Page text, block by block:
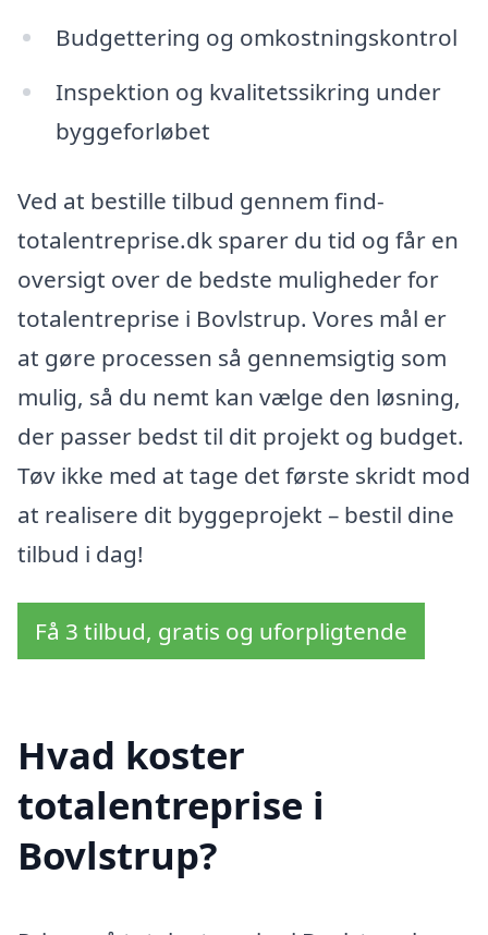
Budgettering og omkostningskontrol
Inspektion og kvalitetssikring under
byggeforløbet
Ved at bestille tilbud gennem find-
totalentreprise.dk sparer du tid og får en
oversigt over de bedste muligheder for
totalentreprise i Bovlstrup. Vores mål er
at gøre processen så gennemsigtig som
mulig, så du nemt kan vælge den løsning,
der passer bedst til dit projekt og budget.
Tøv ikke med at tage det første skridt mod
at realisere dit byggeprojekt – bestil dine
tilbud i dag!
Få 3 tilbud, gratis og uforpligtende
Hvad koster
totalentreprise i
Bovlstrup?